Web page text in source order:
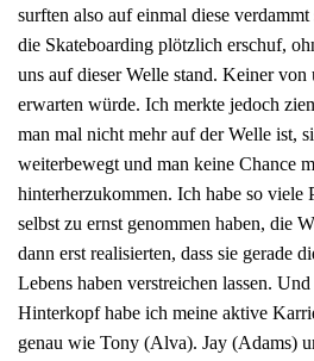
surften also auf einmal diese
die Skateboarding plötzlich erschuf,
uns auf dieser Welle stand. Keiner von
erwarten würde. Ich merkte jedoch
man mal nicht mehr auf der Welle ist,
weiterbewegt und man keine Chance
hinterherzukommen. Ich habe so viele
selbst zu ernst genommen haben, die
dann erst realisierten, dass sie gerade
Lebens haben verstreichen lassen.
Hinterkopf habe ich meine aktive
genau wie Tony (Alva). Jay (Adams)